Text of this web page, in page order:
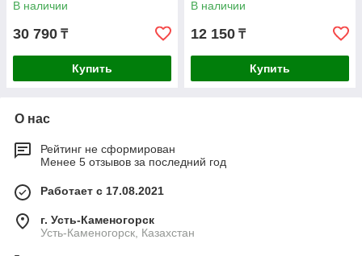
В наличии
30 790 ₸
Купить
В наличии
12 150 ₸
Купить
О нас
Рейтинг не сформирован
Менее 5 отзывов за последний год
Работает с 17.08.2021
г. Усть-Каменогорск
Усть-Каменогорск, Казахстан